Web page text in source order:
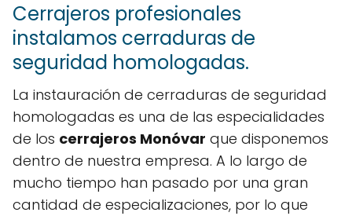
Cerrajeros profesionales
instalamos cerraduras de
seguridad homologadas.
La instauración de cerraduras de seguridad
homologadas es una de las especialidades
de los cerrajeros Monóvar que disponemos
dentro de nuestra empresa. A lo largo de
mucho tiempo han pasado por una gran
cantidad de especializaciones, por lo que